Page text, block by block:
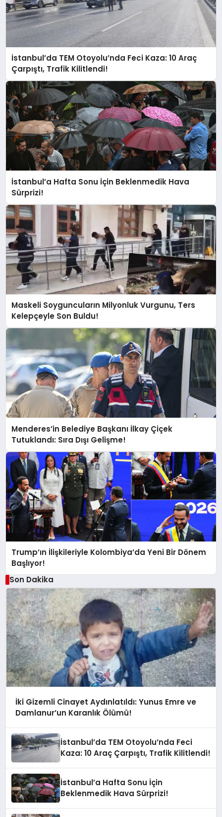
İstanbul’da TEM Otoyolu’nda Feci Kaza: 10 Araç
Çarpıştı, Trafik Kilitlendi!
İstanbul’a Hafta Sonu İçin Beklenmedik Hava
Sürprizi!
Maskeli Soyguncuların Milyonluk Vurgunu, Ters
Kelepçeyle Son Buldu!
Menderes’in Belediye Başkanı İlkay Çiçek
Tutuklandı: Sıra Dışı Gelişme!
Trump’ın İlişkileriyle Kolombiya’da Yeni Bir Dönem
Başlıyor!
Son Dakika
İki Gizemli Cinayet Aydınlatıldı: Yunus Emre ve
Damlanur’un Karanlık Ölümü!
İstanbul’da TEM Otoyolu’nda Feci
Kaza: 10 Araç Çarpıştı, Trafik Kilitlendi!
İstanbul’a Hafta Sonu İçin
Beklenmedik Hava Sürprizi!